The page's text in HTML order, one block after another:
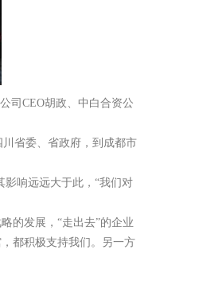
司CEO胡政、中白合资公
省委、省政府，到成都市
响远远大于此，“我们对
的发展，“走出去”的企业
都积极支持我们。另一方